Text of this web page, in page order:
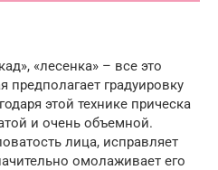
«лесенка» – все это
предполагает градуировку
этой технике прическа
​​и очень объемной.
лица, исправляет
омолаживает его